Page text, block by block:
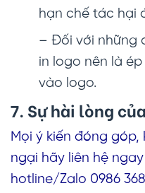
hạn chế tác hại
– Đối với những
in logo nên là
vào logo.
7. Sự hài lòng
Mọi ý kiến đóng
ngại hãy liên hệ
hotline/Zalo 0986